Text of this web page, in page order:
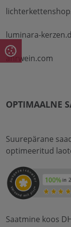
luminara-
ahrwein.com
OPTIMAALNE
Suurepärane
optimeeritud
Saatmine koos